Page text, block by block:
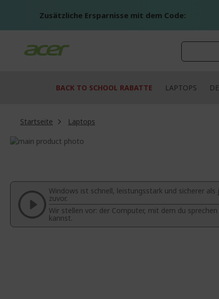
Zusätzliche Ersparnisse mit dem Code:
BACK TO SCHOOL RABATTE LAPTOPS
Startseite
Laptops
Zum
springen
Bildgalerie
springen
Windows ist schnell, leistungsstark und sicherer als
zuvor.
Wir stellen vor: der Computer, mit dem du sprechen
kannst.